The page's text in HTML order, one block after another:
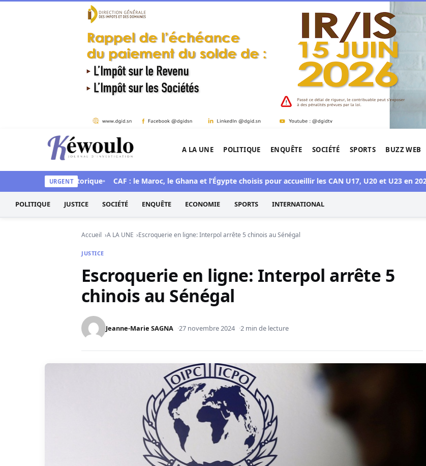
Aller au contenu
Kéwoulo, le premier site d'information et d'investigation de l'Afrique.
A LA UNE POLITIQUE ENQUÊTE SOCIÉTÉ SPORTS BUZZ WEB
URGENT
une mue historique CAF : le Maroc, le Ghana et l’Égypte choisis pour accueillir les CAN U17, U20 et U23 en 2027
POLITIQUE JUSTICE SOCIÉTÉ ENQUÊTE ECONOMIE SPORTS INTERNATIONAL
Accueil A LA UNE Escroquerie en ligne: Interpol arrête 5 chinois au Sénégal
JUSTICE
Escroquerie en ligne: Interpol arrête 5
chinois au Sénégal
Jeanne-Marie SAGNA 27 novembre 2024 2 min de lecture